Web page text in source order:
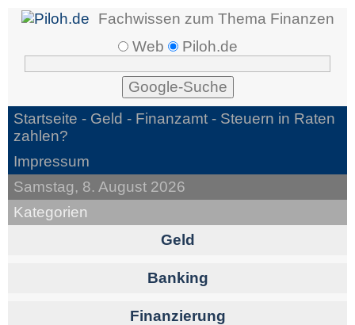
Fachwissen zum Thema Finanzen
Web
Piloh.de
Startseite - Geld - Finanzamt - Steuern in Raten
zahlen?
Impressum
Samstag, 8. August 2026
Kategorien
Geld
Banking
Finanzierung